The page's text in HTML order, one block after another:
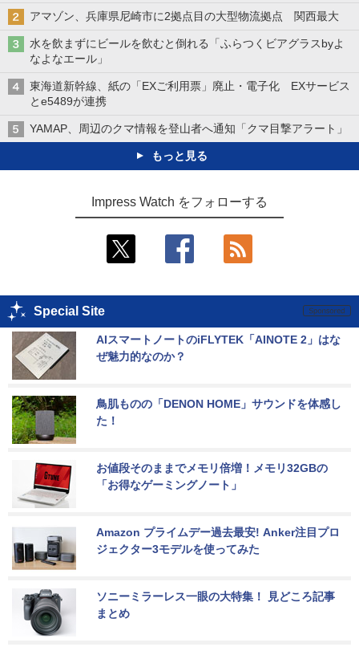
アマゾン、兵庫県尼崎市に2拠点目の大型物流拠点 関西最大
水を飲まずにビールを飲むと倒れる「ふらつくビアグラスbyよ
なよなエール」
東海道新幹線、紙の「EXご利用票」廃止・電子化 EXサービス
とe5489が連携
YAMAP、周辺のクマ情報を登山者へ通知「クマ目撃アラート」
もっと見る
Impress Watch をフォローする
Special Site
AIスマートノートのiFLYTEK「AINOTE 2」はな
ぜ魅力的なのか？
鳥肌ものの「DENON HOME」サウンドを体感し
た！
お値段そのままでメモリ倍増！メモリ32GBの
「お得なゲーミングノート」
Amazon プライムデー過去最安! Anker注目プロ
ジェクター3モデルを使ってみた
ソニーミラーレス一眼の大特集！ 見どころ記事
まとめ